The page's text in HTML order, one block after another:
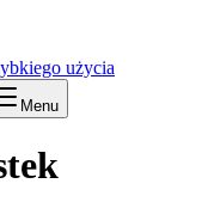
użycia
Menu